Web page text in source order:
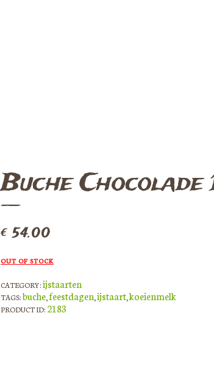
Buche Chocolade
€54.00
OUT OF STOCK
CATEGORY:ijstaarten
TAGS:buche feestdagen ijstaart ,koeienmelk
PRODUCT ID: 2183